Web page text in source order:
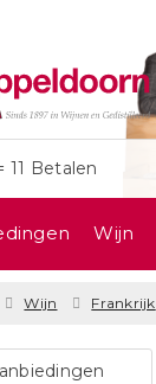
11 Betalen
Wijn
Wijn Frankrijk